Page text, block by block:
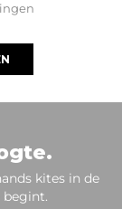
kites in de
begint.